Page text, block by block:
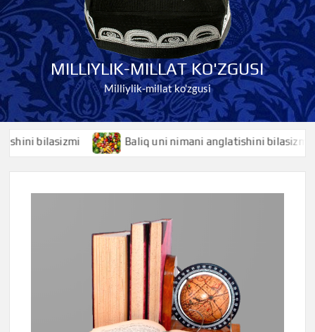
MILLIYLIK-MILLAT KO'ZGUSI
Milliylik-millat ko'zgusi
bilasizmi Baliq uni nimani anglatishini bilasizmi